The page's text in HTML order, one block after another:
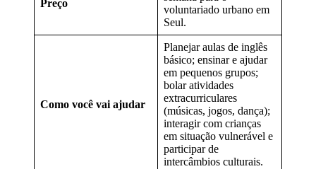
Preço
voluntariado urbano em
Seul.
Como você vai ajudar
Planejar aulas de inglês
básico; ensinar e ajudar
em pequenos grupos;
bolar atividades
extracurriculares
(músicas, jogos, dança);
interagir com crianças
em situação vulnerável e
participar de
intercâmbios culturais.